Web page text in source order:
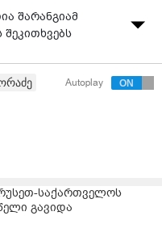
შარანგიამ
მესამე ქმარს,
გამომწერმა
მისი გულის
განმეცადა, თუმცა
არ
მე არასდროს
Autoplay
საქართველოს
გავიდა